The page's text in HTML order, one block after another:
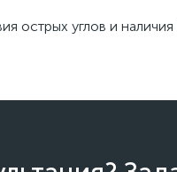
острых углов и